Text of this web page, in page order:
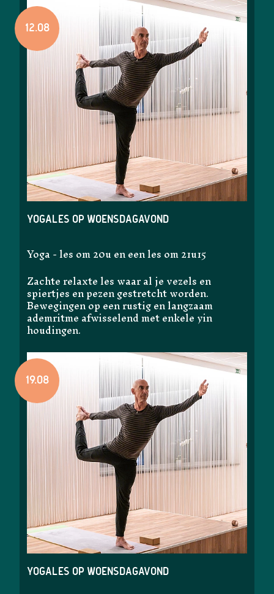
12.08
Yogales op woensdagavond
Yoga - les om 20u en een les om 21u15
Zachte relaxte les waar al je vezels en
spiertjes en pezen gestretcht worden.
Bewegingen op een rustig en langzaam
ademritme afwisselend met enkele yin
houdingen.
19.08
Yogales op woensdagavond